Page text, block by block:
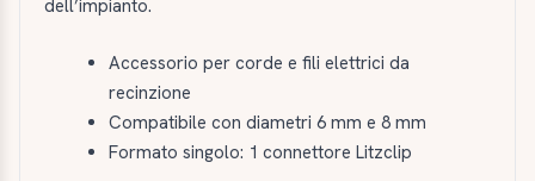
dell’impianto.
Accessorio per corde e fili elettrici da
recinzione
Compatibile con diametri 6 mm e 8 mm
Formato singolo: 1 connettore Litzclip